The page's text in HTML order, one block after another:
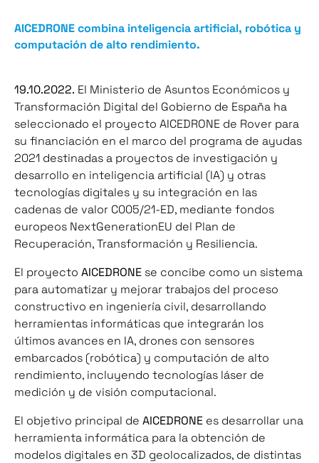
AICEDRONE combina inteligencia artificial, robótica y
computación de alto rendimiento.
19.10.2022. El Ministerio de Asuntos Económicos y
Transformación Digital del Gobierno de España ha
seleccionado el proyecto AICEDRONE de Rover para
su financiación en el marco del programa de ayudas
2021 destinadas a proyectos de investigación y
desarrollo en inteligencia artificial (IA) y otras
tecnologías digitales y su integración en las
cadenas de valor C005/21-ED, mediante fondos
europeos NextGenerationEU del Plan de
Recuperación, Transformación y Resiliencia.
El proyecto AICEDRONE se concibe como un sistema
para automatizar y mejorar trabajos del proceso
constructivo en ingeniería civil, desarrollando
herramientas informáticas que integrarán los
últimos avances en IA, drones con sensores
embarcados (robótica) y computación de alto
rendimiento, incluyendo tecnologías láser de
medición y de visión computacional.
El objetivo principal de AICEDRONE es desarrollar una
herramienta informática para la obtención de
modelos digitales en 3D geolocalizados, de distintas